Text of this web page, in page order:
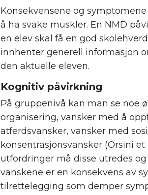
Konsekvensene og
å ha svake muskler. En NMD
en elev skal få en god
innhenter generell informasjon
den aktuelle eleven.
Kognitiv påvirkning
På gruppenivå kan man se noe
organisering, vansker med å
atferdsvansker, vansker med
konsentrasjonsvansker (Orsini
utfordringer må disse utredes
vanskene er en konsekvens av
tilrettelegging som demper